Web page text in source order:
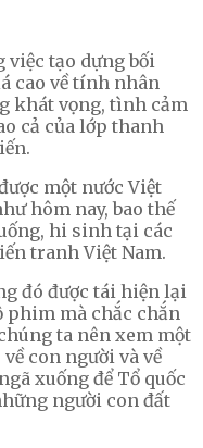
việc tạo dựng bối
cao về tính nhân
khát vọng, tình cảm
cả của lớp thanh
một nước Việt
hôm nay, bao thế
hi sinh tại các
tranh Việt Nam.
đó được tái hiện lại
mà chắc chắn
ta nên xem một
con người và về
xuống để Tổ quốc
người con đất